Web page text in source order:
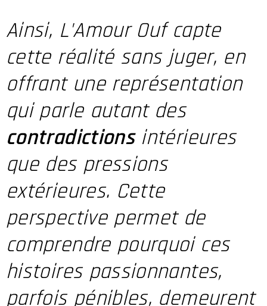
Ainsi, L'Amour Ouf capte
cette réalité sans juger, en
offrant une représentation
qui parle autant des
contradictionsintérieures
que des pressions
extérieures. Cette
perspective permet de
comprendre pourquoi ces
histoires passionnantes,
parfois pénibles, demeurent